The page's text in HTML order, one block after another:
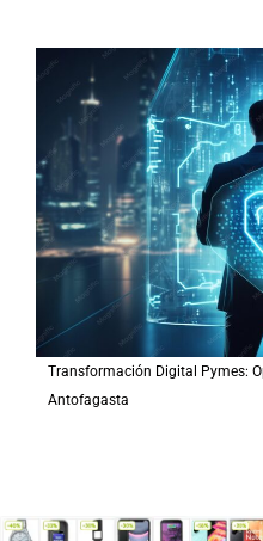
Transformación Digital Pymes:
Antofagasta